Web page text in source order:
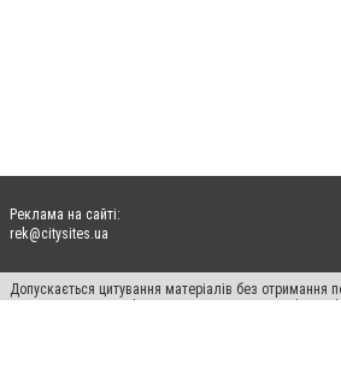
Реклама на сайті:
rek@citysites.ua
Допускається цитування матеріалів без отримання
пошукових систем гіперпосилання на цитовані